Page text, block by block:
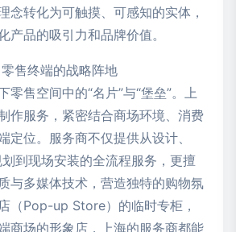
念转化为可触摸、可感知的实体，
产品的吸引力和品牌价值。
售终端的战略阵地
零售空间中的“名片”与“堡垒”。上
作服务，紧密结合商场环境、消费
定位。服务商不仅提供从设计、
到现场安装的全流程服务，更擅
与多媒体技术，营造独特的购物氛
（Pop-up Store）的临时专柜，
商场的形象店，上海的服务商都能